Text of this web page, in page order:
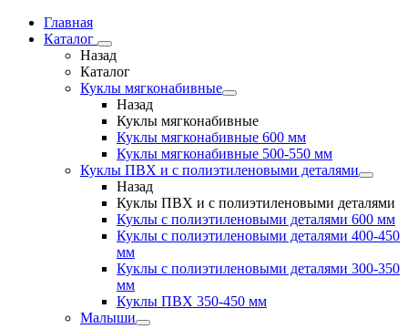
Главная
Каталог
Назад
Каталог
Куклы мягконабивные
Назад
Куклы мягконабивные
Куклы мягконабивные 600 мм
Куклы мягконабивные 500-550 мм
Куклы ПВХ и с полиэтиленовыми деталями
Назад
Куклы ПВХ и с полиэтиленовыми деталями
Куклы с полиэтиленовыми деталями 600 мм
Куклы с полиэтиленовыми деталями 400-450
мм
Куклы с полиэтиленовыми деталями 300-350
мм
Куклы ПВХ 350-450 мм
Малыши